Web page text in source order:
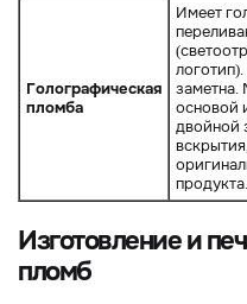
Голографическая
пломба
Имеет
заметна.
основой
двойной
продукта.
Изготовление и
пломб